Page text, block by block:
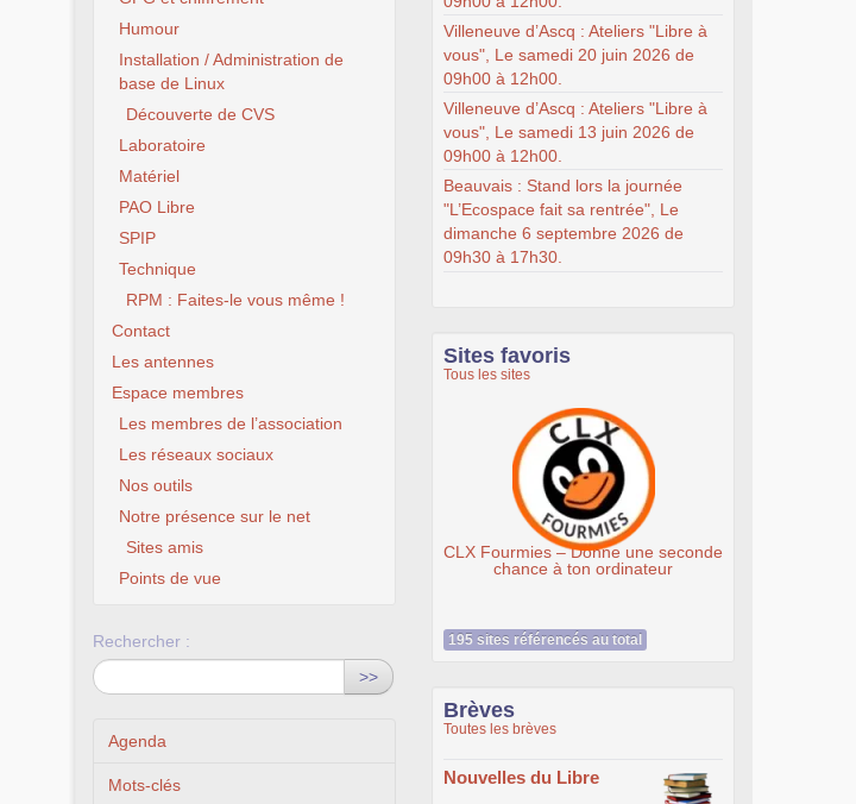
Humour
Installation / Administration de
base de Linux
Découverte de CVS
Laboratoire
Matériel
PAO Libre
SPIP
Technique
RPM : Faites-le vous même !
Contact
Les antennes
Espace membres
Les membres de l’association
Les réseaux sociaux
Nos outils
Notre présence sur le net
Sites amis
Points de vue
Rechercher :
>>
Agenda
Mots-clés
Villeneuve d’Ascq : Ateliers "Libre à
vous", Le samedi 20 juin 2026 de
09h00 à 12h00.
Villeneuve d’Ascq : Ateliers "Libre à
vous", Le samedi 13 juin 2026 de
09h00 à 12h00.
Beauvais : Stand lors la journée
"L’Ecospace fait sa rentrée", Le
dimanche 6 septembre 2026 de
09h30 à 17h30.
Sites favoris
Tous les sites
CLX Fourmies – Donne une seconde
chance à ton ordinateur
195 sites référencés au total
Brèves
Toutes les brèves
Nouvelles du Libre